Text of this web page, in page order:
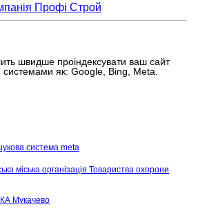
Профі Строй
швидше проіндексувати ваш сайт
як: Google, Bing, Meta.
система meta
міська організація Товариства охорони
Мукачево